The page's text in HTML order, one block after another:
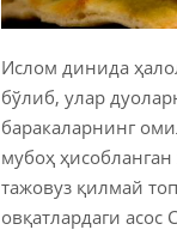
Ислом динида
бўлиб, улар
баракаларнинг
мубоҳ
тажовуз қилмай
овқатлардаги асос